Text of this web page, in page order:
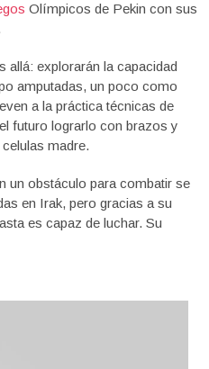
Olímpicos de Pekin con sus
allá: explorarán la capacidad
amputadas, un poco como
a la práctica técnicas de
futuro lograrlo con brazos y
madre.
un obstáculo para combatir se
en Irak, pero gracias a su
es capaz de luchar. Su